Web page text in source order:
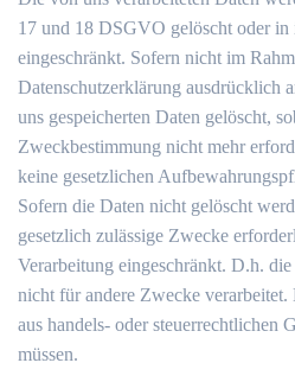
17 und 18 DSGVO gelöscht oder in
eingeschränkt. Sofern nicht im
Datenschutzerklärung ausdrücklich
uns gespeicherten Daten gelöscht,
Zweckbestimmung nicht mehr
keine gesetzlichen
Sofern die Daten nicht gelöscht
gesetzlich zulässige Zwecke
Verarbeitung eingeschränkt. D.h.
nicht für andere Zwecke
aus handels- oder steuerrechtlichen
müssen.